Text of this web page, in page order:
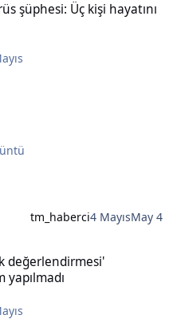
şüphesi: Üç kişi hayatını
tm_haberci4 MayısMay 4
değerlendirmesi'
yapılmadı